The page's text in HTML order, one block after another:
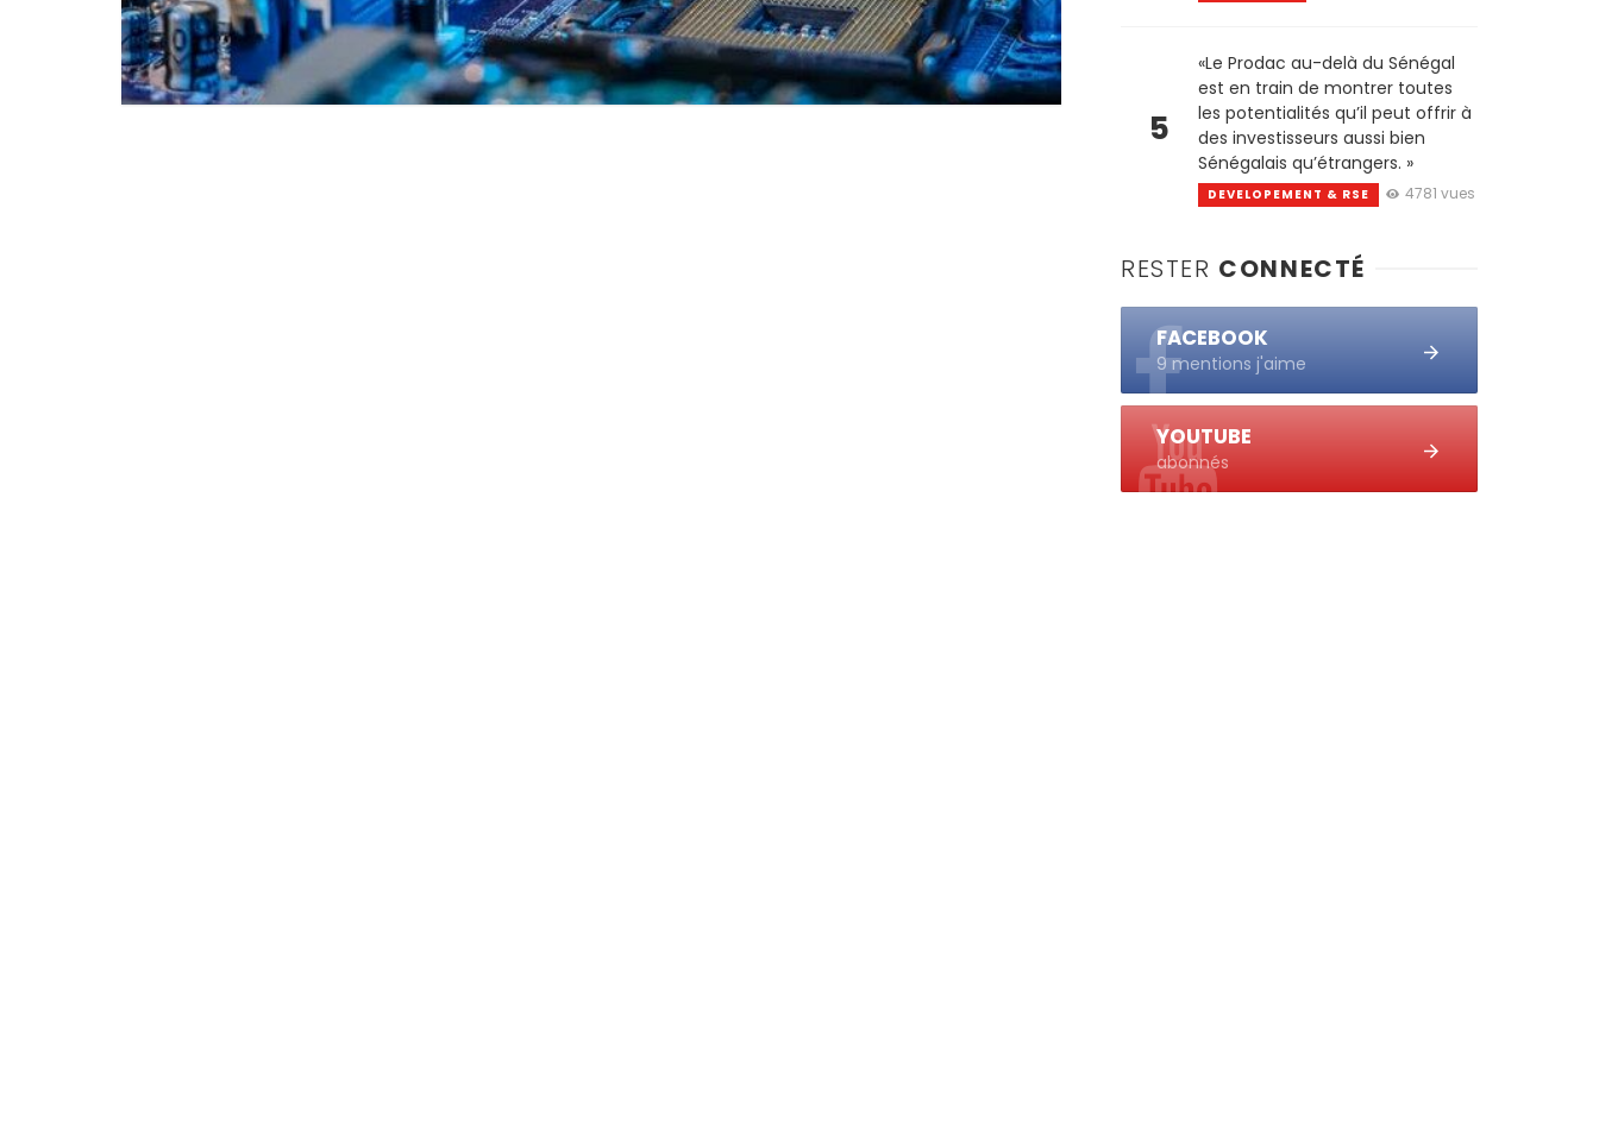
5
«Le Prodac au-delà du Sénégal
est en train de montrer toutes
les potentialités qu’il peut offrir à
des investisseurs aussi bien
Sénégalais qu’étrangers. »
DEVELOPEMENT & RSE 4781 vues
RESTER CONNECTÉ
FACEBOOK
9 mentions j'aime
YOUTUBE
abonnés